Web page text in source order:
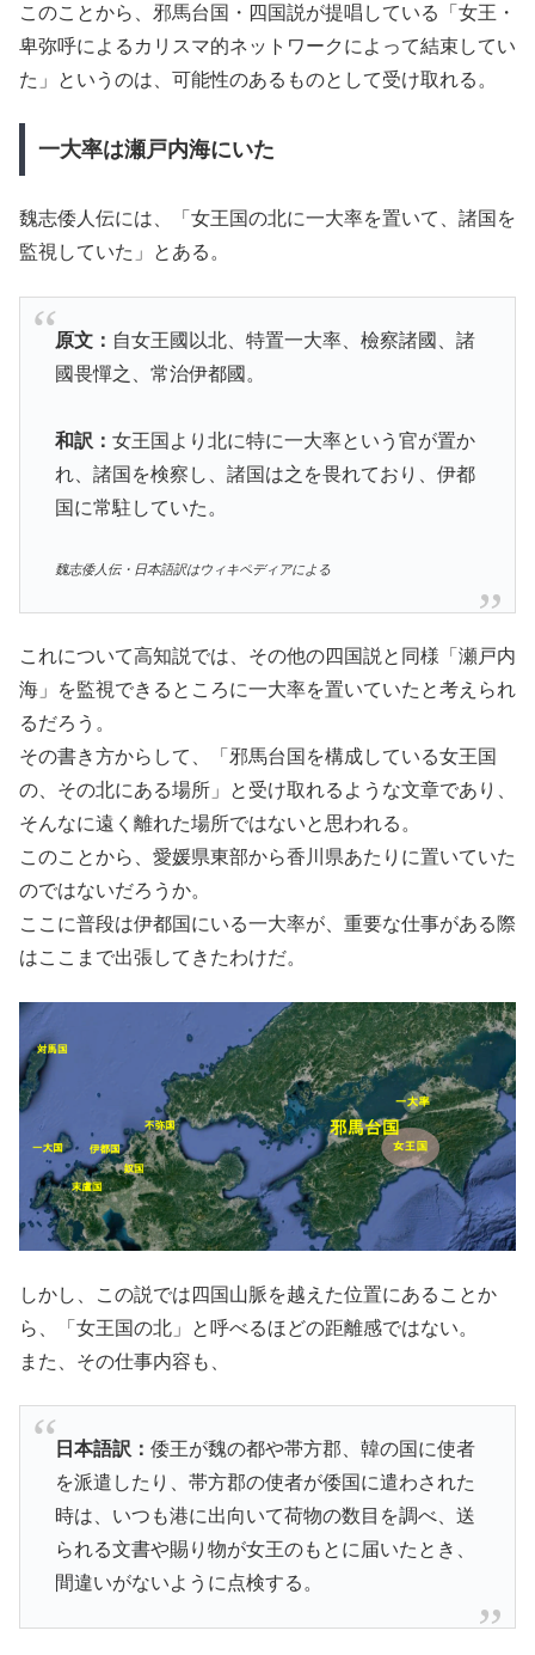
このことから、邪馬台国・四国説が提唱している「女王・
卑弥呼によるカリスマ的ネットワークによって結束してい
た」というのは、可能性のあるものとして受け取れる。
一大率は瀬戸内海にいた
魏志倭人伝には、「女王国の北に一大率を置いて、諸国を
監視していた」とある。
原文： 自女王國以北、特置一大率、檢察諸國、諸
國畏憚之、常治伊都國。
和訳： 女王国より北に特に一大率という官が置か
れ、諸国を検察し、諸国は之を畏れており、伊都
国に常駐していた。
魏志倭人伝・日本語訳はウィキペディアによる
これについて高知説では、その他の四国説と同様「瀬戸内
海」を監視できるところに一大率を置いていたと考えられ
るだろう。
その書き方からして、「邪馬台国を構成している女王国
の、その北にある場所」と受け取れるような文章であり、
そんなに遠く離れた場所ではないと思われる。
このことから、愛媛県東部から香川県あたりに置いていた
のではないだろうか。
ここに普段は伊都国にいる一大率が、重要な仕事がある際
はここまで出張してきたわけだ。
しかし、この説では四国山脈を越えた位置にあることか
ら、「女王国の北」と呼べるほどの距離感ではない。
また、その仕事内容も、
日本語訳： 倭王が魏の都や帯方郡、韓の国に使者
を派遣したり、帯方郡の使者が倭国に遣わされた
時は、いつも港に出向いて荷物の数目を調べ、送
られる文書や賜り物が女王のもとに届いたとき、
間違いがないように点検する。